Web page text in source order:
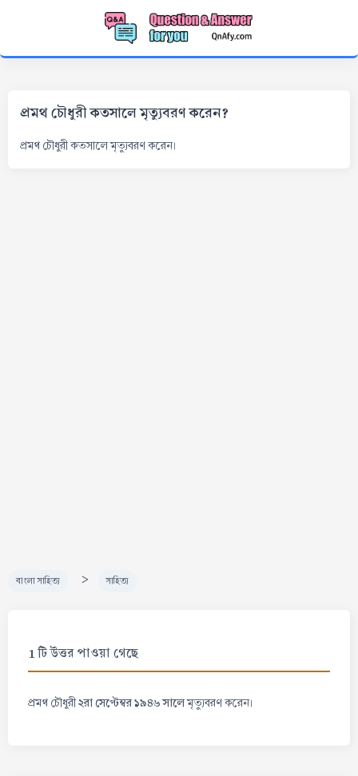
প্রমথ চৌধুরী কতসালে মৃত্যুবরণ করেন?
প্রমথ চৌধুরী কতসালে মৃত্যুবরণ করেন।
বাংলা সাহিত্য > সাহিত্য
1 টি উত্তর পাওয়া গেছে
প্রমথ চৌধুরী২রা সেপ্টেম্বর ১৯৪৬ সালেমৃত্যুবরণ করেন।